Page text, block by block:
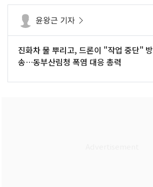
윤왕근 기자
진화차 물 뿌리고, 드론이 "작업 중단" 방
송…동부산림청 폭염 대응 총력